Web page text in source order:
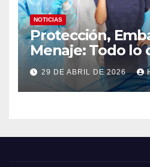
NOTICIAS
Protección,
Menaje: Todo lo
negocio
lugar
29 DE ABRIL DE 2026